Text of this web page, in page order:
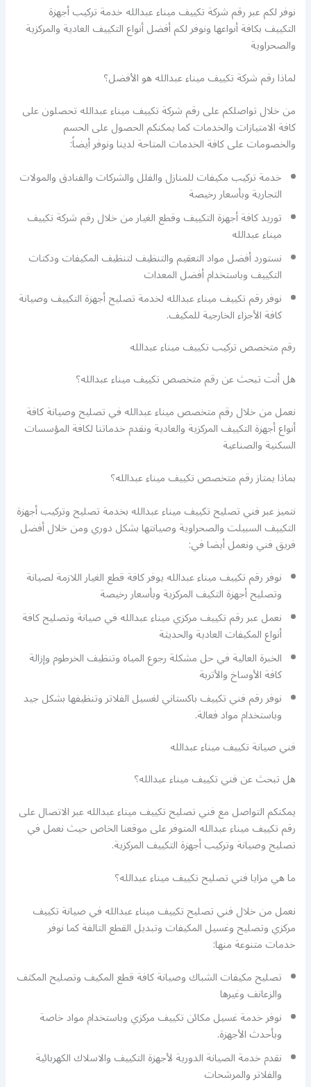
نوفر لكم عبر رقم شركة تكييف ميناء عبدالله خدمة تركيب أجهزة
التكييف بكافة أنواعها ونوفر لكم أفضل أنواع التكييف العادية والمركزية
والصحراوية
لماذا رقم شركة تكييف ميناء عبدالله هو الأفضل؟
من خلال تواصلكم على رقم شركة تكييف ميناء عبدالله تحصلون على
كافة الامتيازات والخدمات كما يمكنكم الحصول على الحسم
والخصومات على كافة الخدمات المتاحة لدينا ونوفر أيضاً:
خدمة تركيب مكيفات للمنازل والفلل والشركات والفنادق والمولات
التجارية وبأسعار رخيصة
توريد كافة أجهزة التكييف وقطع الغيار من خلال رقم شركة تكييف
ميناء عبدالله
نستورد أفضل مواد التعقيم والتنظيف لتنظيف المكيفات ودكتات
التكييف وباستخدام أفضل المعدات
نوفر رقم تكييف ميناء عبدالله لخدمة تصليح أجهزة التكييف وصيانة
كافة الأجزاء الخارجية للمكيف.
رقم متخصص تركيب تكييف ميناء عبدالله
هل أنت تبحث عن رقم متخصص تكييف ميناء عبدالله؟
نعمل من خلال رقم متخصص ميناء عبدالله في تصليح وصيانة كافة
أنواع أجهزة التكييف المركزية والعادية ونقدم خدماتنا لكافة المؤسسات
السكنية والصناعية
بماذا يمتاز رقم متخصص تكييف ميناء عبدالله؟
نتميز عبر فني تصليح تكييف ميناء عبدالله بخدمة تصليح وتركيب أجهزة
التكييف السبيلت والصحراوية وصيانتها بشكل دوري ومن خلال أفضل
فريق فني ونعمل أيضا في:
نوفر رقم تكييف ميناء عبدالله يوفر كافة قطع الغيار اللازمة لصيانة
وتصليح أجهزة التكيف المركزية وبأسعار رخيصة
نعمل عبر رقم تكييف مركزي ميناء عبدالله في صيانة وتصليح كافة
أنواع المكيفات العادية والحديثة
الخبرة العالية في حل مشكلة رجوع المياه وتنظيف الخرطوم وإزالة
كافة الأوساخ والأتربة
نوفر رقم فني تكييف باكستاني لغسيل الفلاتر وتنظيفها بشكل جيد
وباستخدام مواد فعالة.
فني صيانة تكييف ميناء عبدالله
هل تبحث عن فني تكييف ميناء عبدالله؟
يمكنكم التواصل مع فني تصليح تكييف ميناء عبدالله عبر الاتصال على
رقم تكييف ميناء عبدالله المتوفر على موقعنا الخاص حيث نعمل في
تصليح وصيانة وتركيب أجهزة التكييف المركزية.
ما هي مزايا فني تصليح تكييف ميناء عبدالله؟
نعمل من خلال فني تصليح تكييف ميناء عبدالله في صيانة تكييف
مركزي وتصليح وغسيل المكيفات وتبديل القطع التالفة كما نوفر
خدمات متنوعة منها:
تصليح مكيفات الشباك وصيانة كافة قطع المكيف وتصليح المكثف
والزعانف وغيرها
نوفر خدمة غسيل مكائن تكييف مركزي وباستخدام مواد خاصة
وبأحدث الأجهزة.
نقدم خدمة الصيانة الدورية لأجهزة التكييف والاسلاك الكهربائية
والفلاتر والمرشحات